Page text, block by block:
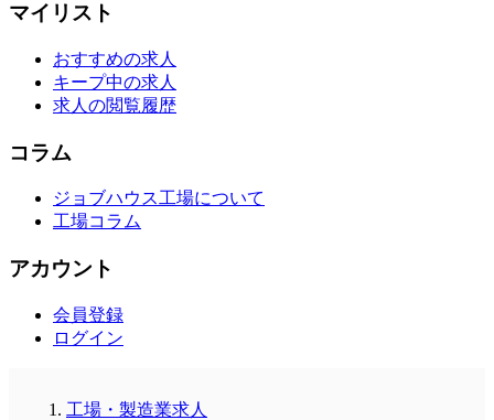
マイリスト
おすすめの求人
キープ中の求人
求人の閲覧履歴
コラム
ジョブハウス工場について
工場コラム
アカウント
会員登録
ログイン
工場・製造業求人